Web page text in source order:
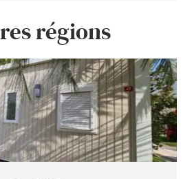
régions